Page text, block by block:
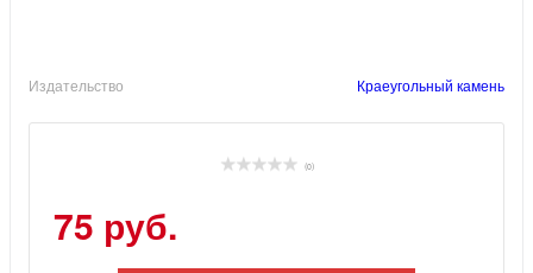
Издательство Краеугольный камень
(0)
75 руб.